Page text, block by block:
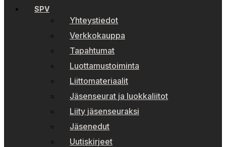
SPV
Yhteystiedot
Verkkokauppa
Tapahtumat
Luottamustoiminta
Liittomateriaalit
Jäsenseurat ja luokkaliitot
Liity jäsenseuraksi
Jäsenedut
Uutiskirjeet